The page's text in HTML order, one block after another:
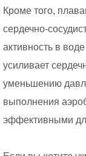
Кроме того,
сердечно-
активность в
усиливает
уменьшению
выполнения
эффективными